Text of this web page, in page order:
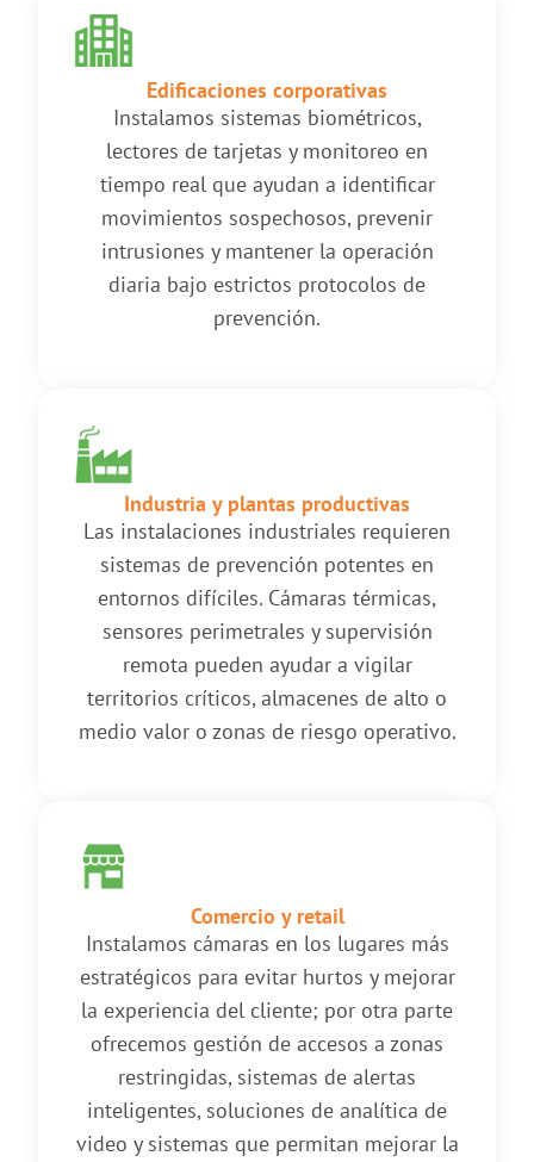
Edificaciones corporativas
Instalamos sistemas biométricos,
lectores de tarjetas y monitoreo en
tiempo real que ayudan a identificar
movimientos sospechosos, prevenir
intrusiones y mantener la operación
diaria bajo estrictos protocolos de
prevención.
Industria y plantas productivas
Las instalaciones industriales requieren
sistemas de prevención potentes en
entornos difíciles. Cámaras térmicas,
sensores perimetrales y supervisión
remota pueden ayudar a vigilar
territorios críticos, almacenes de alto o
medio valor o zonas de riesgo operativo.
Comercio y retail
Instalamos cámaras en los lugares más
estratégicos para evitar hurtos y mejorar
la experiencia del cliente; por otra parte
ofrecemos gestión de accesos a zonas
restringidas, sistemas de alertas
inteligentes, soluciones de analítica de
video y sistemas que permitan mejorar la